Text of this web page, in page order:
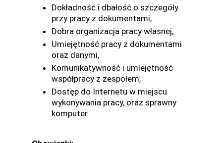
Dokładność i dbałość o szczegóły
przy pracy z dokumentami,
Dobra organizacja pracy własnej,
Umiejętność pracy z dokumentami
oraz danymi,
Komunikatywność i umiejętność
współpracy z zespołem,
Dostęp do Internetu w miejscu
wykonywania pracy, oraz sprawny
komputer.